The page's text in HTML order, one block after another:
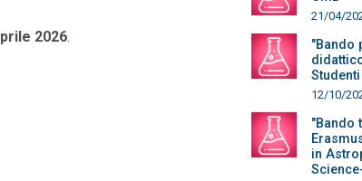
2026.
21/04/
"Bando
12/10/
"Bando
in